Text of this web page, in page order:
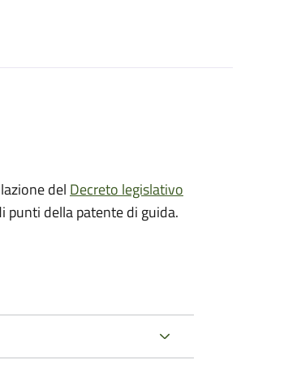
del Decreto legislativo
punti della patente di guida.